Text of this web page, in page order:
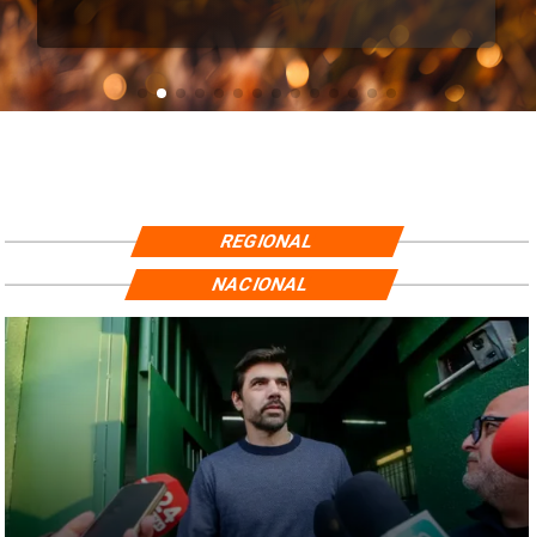
REGIONAL
NACIONAL